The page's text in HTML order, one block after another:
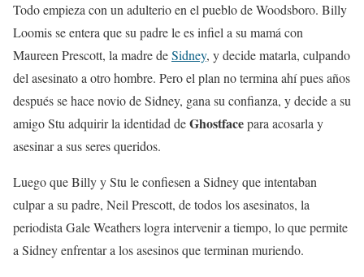
Todo empieza con un adulterio en el pueblo de Woodsboro. Billy
Loomis se entera que su padre le es infiel a su mamá con
Maureen Prescott, la madre deSidney, y decide matarla, culpando
del asesinato a otro hombre. Pero el plan no termina ahí pues años
después se hace novio de Sidney, gana su confianza, y decide a su
amigo Stu adquirir la identidad deGhostfacepara acosarla y
asesinar a sus seres queridos.
Luego que Billy y Stu le confiesen a Sidney que intentaban
culpar a su padre, Neil Prescott, de todos los asesinatos, la
periodista Gale Weathers logra intervenir a tiempo, lo que permite
a Sidney enfrentar a los asesinos que terminan muriendo.